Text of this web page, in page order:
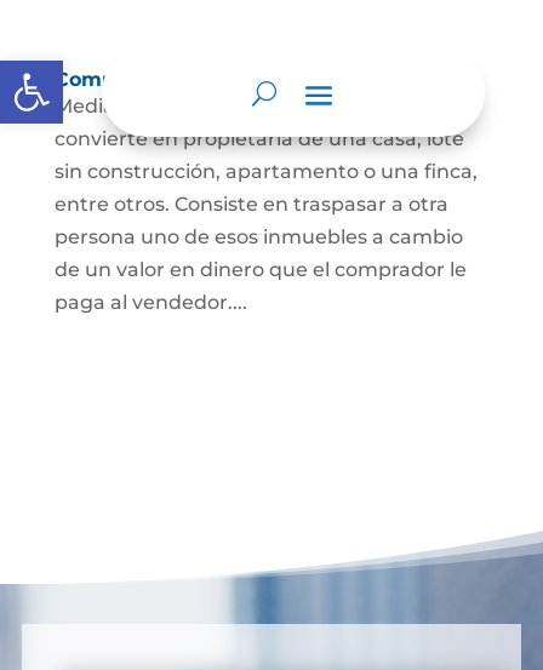
Abrir barra de herramientas
Compraventa de inmuebles
Mediante este contrato, una persona se
convierte en propietaria de una casa, lote
sin construcción, apartamento o una finca,
entre otros. Consiste en traspasar a otra
persona uno de esos inmuebles a cambio
de un valor en dinero que el comprador le
paga al vendedor....